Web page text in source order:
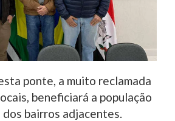
ponte, a muito reclamada
beneficiará a população
bairros adjacentes.